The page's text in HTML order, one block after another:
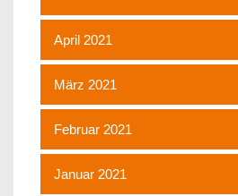
April 2021
März 2021
Februar 2021
Januar 2021